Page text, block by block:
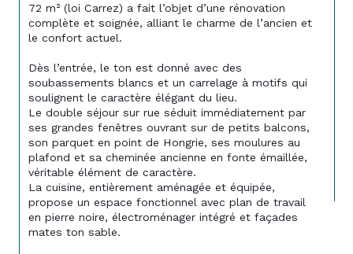
72 m² (loi Carrez) a fait l’objet d’une rénovation
complète et soignée, alliant le charme de l’ancien et
le confort actuel.
Dès l’entrée, le ton est donné avec des
soubassements blancs et un carrelage à motifs qui
soulignent le caractère élégant du lieu.
Le double séjour sur rue séduit immédiatement par
ses grandes fenêtres ouvrant sur de petits balcons,
son parquet en point de Hongrie, ses moulures au
plafond et sa cheminée ancienne en fonte émaillée,
véritable élément de caractère.
La cuisine, entièrement aménagée et équipée,
propose un espace fonctionnel avec plan de travail
en pierre noire, électroménager intégré et façades
mates ton sable.